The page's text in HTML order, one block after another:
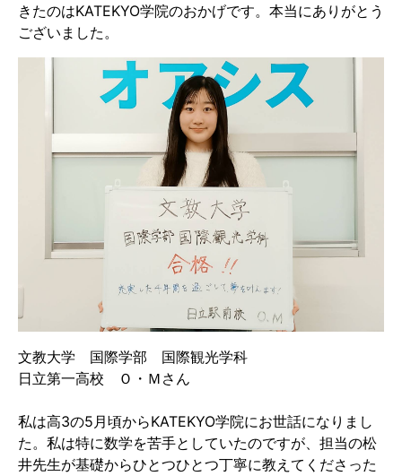
きたのはKATEKYO学院のおかげです。本当にありがとう
ございました。
文教大学 国際学部 国際観光学科
日立第一高校 Ｏ・Ｍさん
私は高3の5月頃からKATEKYO学院にお世話になりまし
た。私は特に数学を苦手としていたのですが、担当の松
井先生が基礎からひとつひとつ丁寧に教えてくださった